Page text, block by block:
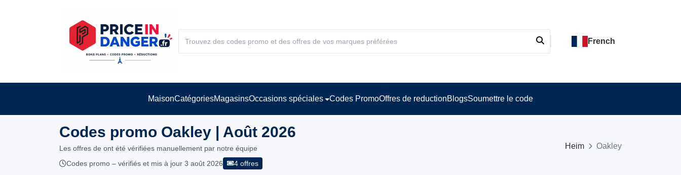
French
MaisonCatégoriesMagasinsOccasions spéciales Codes PromoOffres de reductionBlogsSoumettre le code
Codes promo Oakley | Août 2026
Les offres de ont été vérifiées manuellement par notre équipe
Codes promo – vérifiés et mis à jour 3 août 2026
4 offres
Heim Oakley